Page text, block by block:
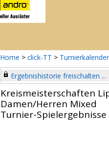
Home > click-TT > Turnierkalender
Ergebnishistorie freischalten ...
Kreismeisterschaften
Damen/Herren Mixed
Turnier-Spielergebnisse